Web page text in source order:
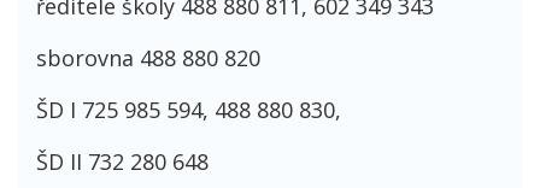
ředitele školy 488 880 811, 602 349 343
sborovna 488 880 820
ŠD I 725 985 594, 488 880 830,
ŠD II 732 280 648